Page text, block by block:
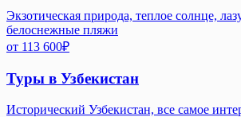
Экзотическая природа, теплое солнце,
белоснежные пляжи
от 113 600₽
Туры в Узбекистан
Исторический Узбекистан, все самое